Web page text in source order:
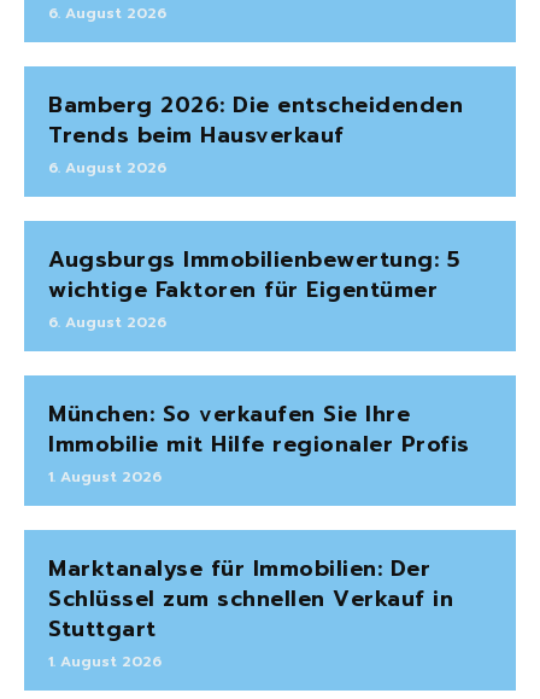
6. August 2026
Bamberg 2026: Die entscheidenden
Trends beim Hausverkauf
6. August 2026
Augsburgs Immobilienbewertung: 5
wichtige Faktoren für Eigentümer
6. August 2026
München: So verkaufen Sie Ihre
Immobilie mit Hilfe regionaler Profis
1. August 2026
Marktanalyse für Immobilien: Der
Schlüssel zum schnellen Verkauf in
Stuttgart
1. August 2026